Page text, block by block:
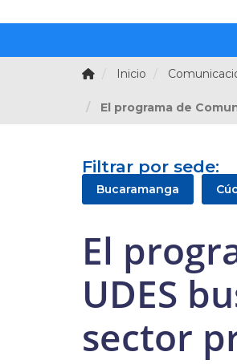
Inicio
El programa de
Filtrar por sede:
Bucaramanga
El
UDES
sector